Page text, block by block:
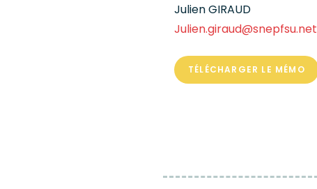
Julien GIRAUD
Julien.giraud@snepfsu.net
TÉLÉCHARGER LE MÉMO